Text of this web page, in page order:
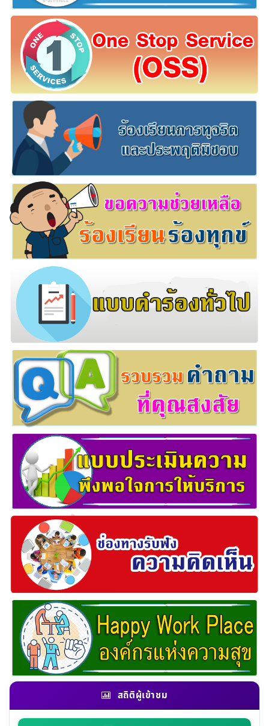
สถิติผู้เข้าชม